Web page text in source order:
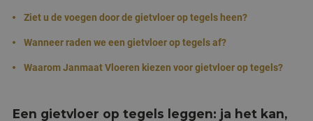
Ziet u de voegen door de gietvloer op tegels heen?
Wanneer raden we een gietvloer op tegels af?
Waarom Janmaat Vloeren kiezen voor gietvloer op tegels?
Een gietvloer op tegels leggen: ja het kan,